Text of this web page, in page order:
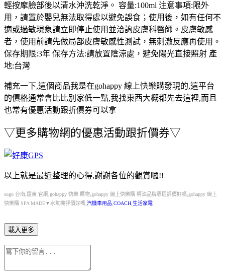
輕按摩臉部後以清水沖洗乾淨。 容量:100ml 注意事項:限外
用，請置於嬰兒無法取得處以避免誤食；使用後，如有任何不
適或過敏現象請立即停止使用並洽詢皮膚科醫師。皮膚敏感
者，使用前請先做局部皮膚敏感性測試，無刺激反應再使用。
保存期限:3年 保存方法:請放置陰涼處，避免陽光直接照射 產
地:台灣
補充一下,這個商品我是在gohappy 線上快樂購發現的,這平台
的價格通常會比比別家低一點,我找東西大概都先去這裡,而且
也常有優惠活動跟折價券可以拿
▽更多購物網的優惠活動跟折價券▽
以上就是最近整理的心得,謝謝各位的觀賞囉!!
sogo 台南,遠東 官網,gohappy 快樂 購物,gohappy 線上快樂購 精油品牌專區評價好嗎,gohappy 線上
快樂購 SPA MADE▼水氧機評價好嗎, 汽機車用品 COACH 生活家電
載入更多